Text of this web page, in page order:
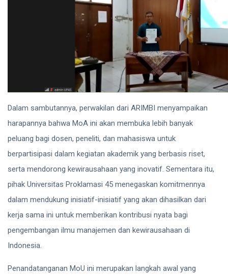
Dalam sambutannya, perwakilan dari ARIMBI menyampaikan
harapannya bahwa MoA ini akan membuka lebih banyak
peluang bagi dosen, peneliti, dan mahasiswa untuk
berpartisipasi dalam kegiatan akademik yang berbasis riset,
serta mendorong kewirausahaan yang inovatif. Sementara itu,
pihak Universitas Proklamasi 45 menegaskan komitmennya
dalam mendukung inisiatif-inisiatif yang akan dihasilkan dari
kerja sama ini untuk memberikan kontribusi nyata bagi
pengembangan ilmu manajemen dan kewirausahaan di
Indonesia.
Penandatanganan MoU ini merupakan langkah awal yang